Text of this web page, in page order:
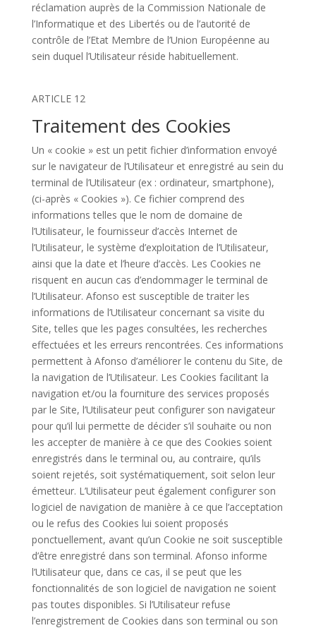
réclamation auprès de la Commission Nationale de
l’Informatique et des Libertés ou de l’autorité de
contrôle de l’Etat Membre de l’Union Européenne au
sein duquel l’Utilisateur réside habituellement.
ARTICLE 12
Traitement des Cookies
Un « cookie » est un petit fichier d’information envoyé
sur le navigateur de l’Utilisateur et enregistré au sein du
terminal de l’Utilisateur (ex : ordinateur, smartphone),
(ci-après « Cookies »). Ce fichier comprend des
informations telles que le nom de domaine de
l’Utilisateur, le fournisseur d’accès Internet de
l’Utilisateur, le système d’exploitation de l’Utilisateur,
ainsi que la date et l’heure d’accès. Les Cookies ne
risquent en aucun cas d’endommager le terminal de
l’Utilisateur. Afonso est susceptible de traiter les
informations de l’Utilisateur concernant sa visite du
Site, telles que les pages consultées, les recherches
effectuées et les erreurs rencontrées. Ces informations
permettent à Afonso d’améliorer le contenu du Site, de
la navigation de l’Utilisateur. Les Cookies facilitant la
navigation et/ou la fourniture des services proposés
par le Site, l’Utilisateur peut configurer son navigateur
pour qu’il lui permette de décider s’il souhaite ou non
les accepter de manière à ce que des Cookies soient
enregistrés dans le terminal ou, au contraire, qu’ils
soient rejetés, soit systématiquement, soit selon leur
émetteur. L’Utilisateur peut également configurer son
logiciel de navigation de manière à ce que l’acceptation
ou le refus des Cookies lui soient proposés
ponctuellement, avant qu’un Cookie ne soit susceptible
d’être enregistré dans son terminal. Afonso informe
l’Utilisateur que, dans ce cas, il se peut que les
fonctionnalités de son logiciel de navigation ne soient
pas toutes disponibles. Si l’Utilisateur refuse
l’enregistrement de Cookies dans son terminal ou son